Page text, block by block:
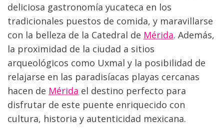
deliciosa gastronomía yucateca en los
tradicionales puestos de comida, y maravillarse
con la belleza de la Catedral de Mérida. Además,
la proximidad de la ciudad a sitios
arqueológicos como Uxmal y la posibilidad de
relajarse en las paradisíacas playas cercanas
hacen de Mérida el destino perfecto para
disfrutar de este puente enriquecido con
cultura, historia y autenticidad mexicana.